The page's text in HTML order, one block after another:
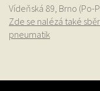
Vídeňská 89, Brno (Po-
Zde se nalézá také
pneumatik